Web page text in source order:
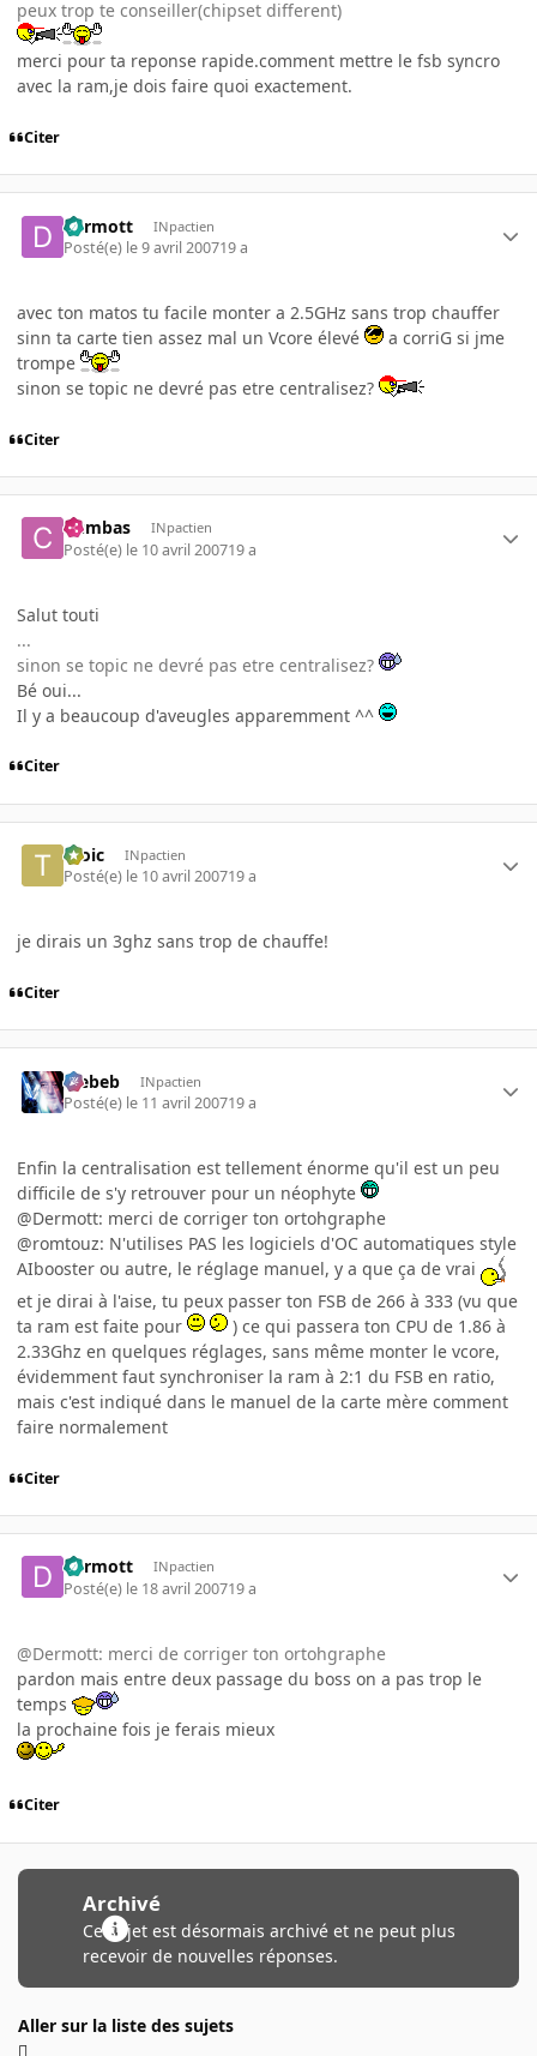
peux trop te conseiller(chipset different)
merci pour ta reponse rapide.comment mettre le fsb syncro
avec la ram,je dois faire quoi exactement.
Citer
dermott INpactien
Posté(e) le 9 avril 200719 a
avec ton matos tu facile monter a 2.5GHz sans trop chauffer
sinn ta carte tien assez mal un Vcore élevé
a corriG si jme
trompe
sinon se topic ne devré pas etre centralisez?
Citer
Cumbas INpactien
Posté(e) le 10 avril 200719 a
Salut touti
...
sinon se topic ne devré pas etre centralisez?
Bé oui...
Il y a beaucoup d'aveugles apparemment ^^
Citer
tiloic INpactien
Posté(e) le 10 avril 200719 a
je dirais un 3ghz sans trop de chauffe!
Citer
Trebeb INpactien
Posté(e) le 11 avril 200719 a
Enfin la centralisation est tellement énorme qu'il est un peu
difficile de s'y retrouver pour un néophyte
@Dermott: merci de corriger ton ortohgraphe
@romtouz: N'utilises PAS les logiciels d'OC automatiques style
AIbooster ou autre, le réglage manuel, y a que ça de vrai
et je dirai à l'aise, tu peux passer ton FSB de 266 à 333 (vu que
ta ram est faite pour
) ce qui passera ton CPU de 1.86 à
2.33Ghz en quelques réglages, sans même monter le vcore,
évidemment faut synchroniser la ram à 2:1 du FSB en ratio,
mais c'est indiqué dans le manuel de la carte mère comment
faire normalement
Citer
dermott INpactien
Posté(e) le 18 avril 200719 a
@Dermott: merci de corriger ton ortohgraphe
pardon mais entre deux passage du boss on a pas trop le
temps
la prochaine fois je ferais mieux
Citer
Archivé
Ce sujet est désormais archivé et ne peut plus
recevoir de nouvelles réponses.
Aller sur la liste des sujets